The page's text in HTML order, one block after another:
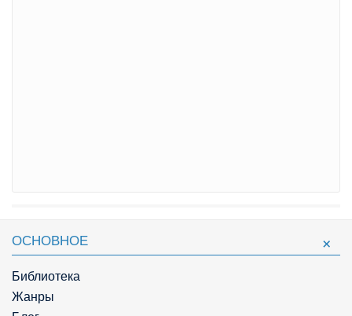
ОСНОВНОЕ
Библиотека
Жанры